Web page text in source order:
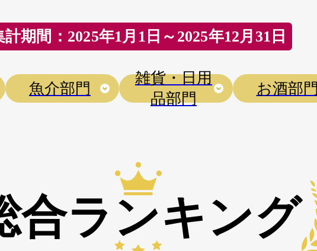
計期間：2025年1月1日～2025年12月31日
魚介部門
雑貨・日用
品部門
お酒部門
合ランキング